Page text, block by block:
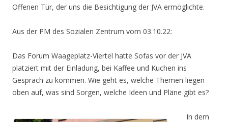
Offenen Tür, der uns die Besichtigung der JVA ermöglichte.
Aus der PM des Sozialen Zentrum vom 03.10.22:
Das Forum Waageplatz-Viertel hatte Sofas vor der JVA
platziert mit der Einladung, bei Kaffee und Kuchen ins
Gespräch zu kommen. Wie geht es, welche Themen liegen
oben auf, was sind Sorgen, welche Ideen und Pläne gibt es?
In dem